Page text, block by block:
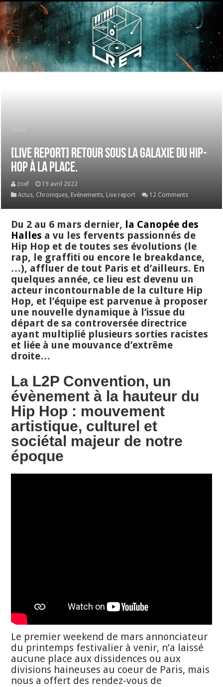
[Live Report] Retour sous la galaxie du Hip-
Hop à La Place.
zoef
19 avril 2022
Actus, Chroniques, Evénements, Live report 12 Comments
Du 2 au 6 mars dernier, la Canopée des
Halles a vu les fervents passionnés de
Hip Hop et de toutes ses évolutions (le
rap, le graffiti ou encore le breakdance,
…), affluer de tout Paris et d’ailleurs. En
quelques année, ce lieu est devenu un
acteur incontournable de la culture Hip
Hop, et l’équipe est parvenue à proposer
une nouvelle dynamique à l’issue du
départ de sa controversée directrice
ayant multiplié plusieurs sorties racistes
et liée à une mouvance d’extrême
droite…
La L2P Convention, un
évènement à la hauteur du
Hip Hop : mouvement
artistique, culturel et
sociétal majeur de notre
époque
Le premier weekend de mars annonciateur
du printemps festivalier à venir, n’a laissé
aucune place aux dissidences ou aux
divisions haineuses au coeur de Paris, mais
nous a offert des rendez-vous de